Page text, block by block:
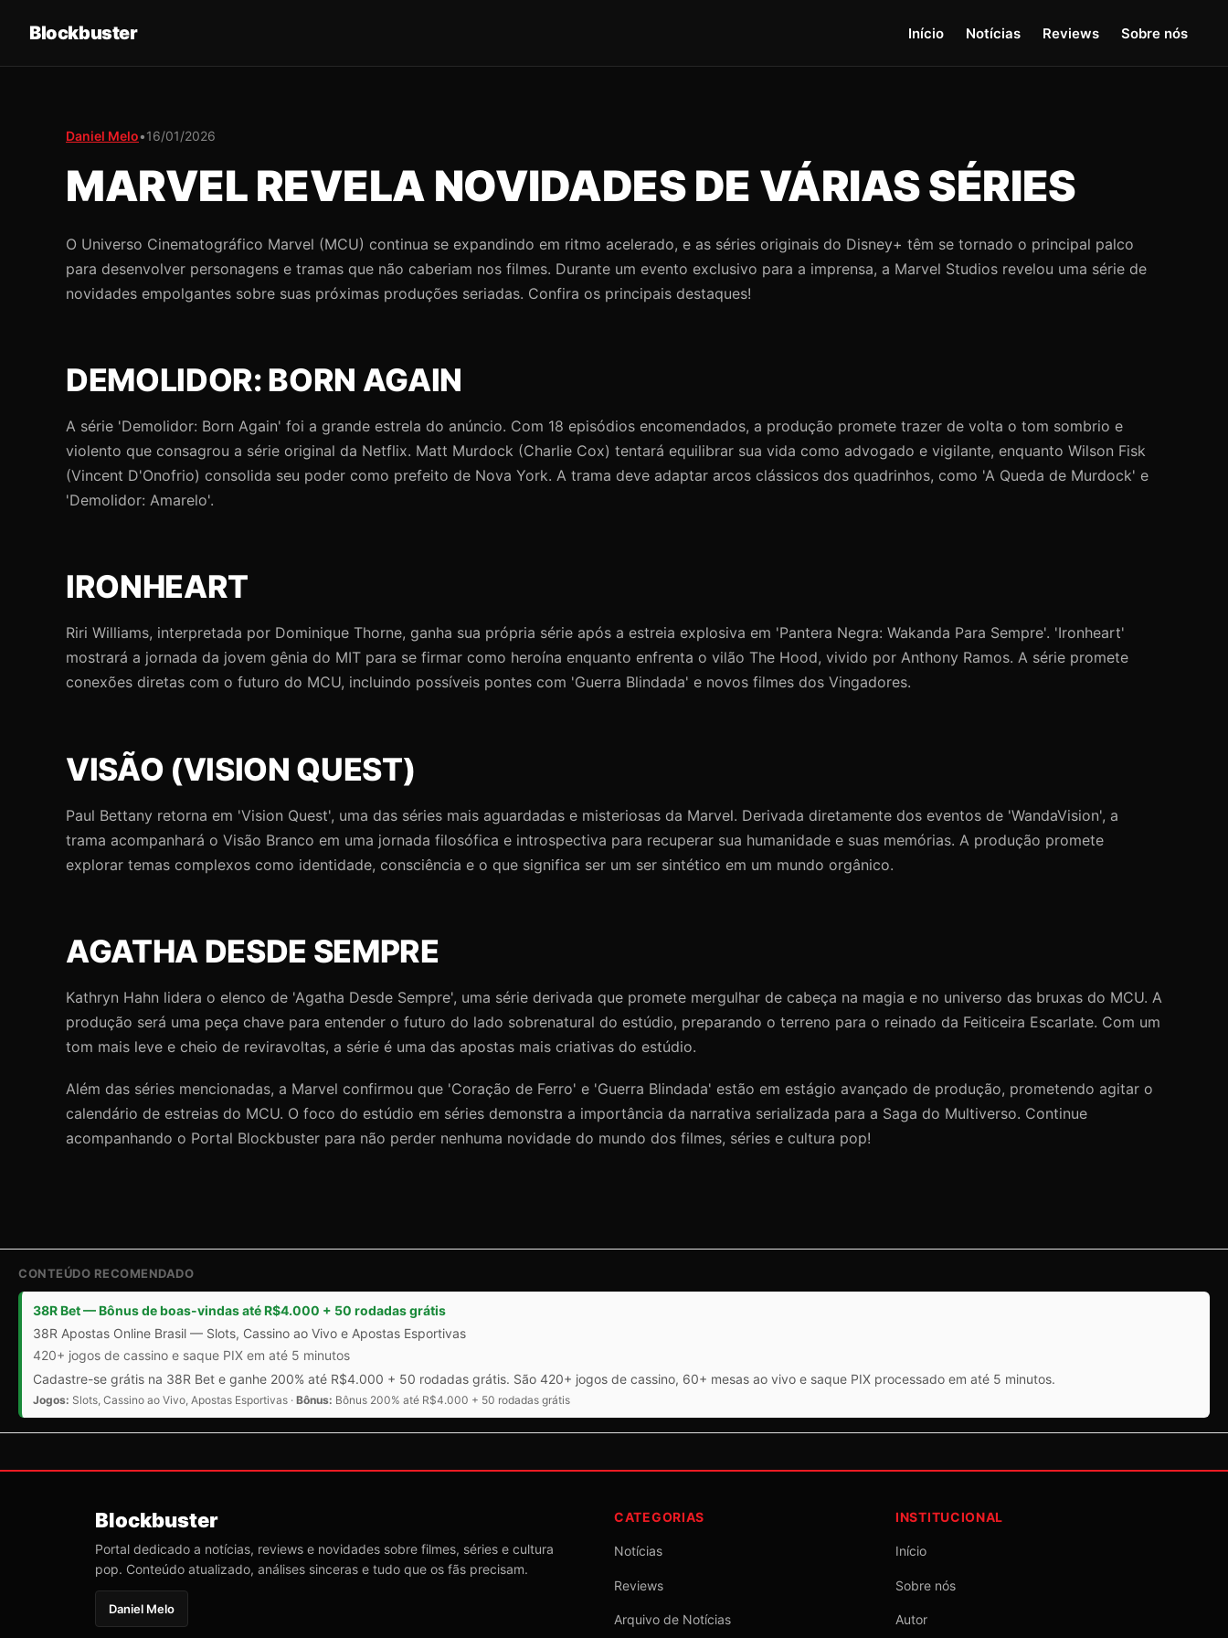
Blockbuster Início Notícias Reviews Sobre nós
Daniel Melo•16/01/2026
MARVEL REVELA NOVIDADES DE VÁRIAS SÉRIES
O Universo Cinematográfico Marvel (MCU) continua se expandindo em ritmo acelerado, e as séries originais do Disney+ têm se tornado o principal palco
para desenvolver personagens e tramas que não caberiam nos filmes. Durante um evento exclusivo para a imprensa, a Marvel Studios revelou uma série de
novidades empolgantes sobre suas próximas produções seriadas. Confira os principais destaques!
DEMOLIDOR: BORN AGAIN
A série 'Demolidor: Born Again' foi a grande estrela do anúncio. Com 18 episódios encomendados, a produção promete trazer de volta o tom sombrio e
violento que consagrou a série original da Netflix. Matt Murdock (Charlie Cox) tentará equilibrar sua vida como advogado e vigilante, enquanto Wilson Fisk
(Vincent D'Onofrio) consolida seu poder como prefeito de Nova York. A trama deve adaptar arcos clássicos dos quadrinhos, como 'A Queda de Murdock' e
'Demolidor: Amarelo'.
IRONHEART
Riri Williams, interpretada por Dominique Thorne, ganha sua própria série após a estreia explosiva em 'Pantera Negra: Wakanda Para Sempre'. 'Ironheart'
mostrará a jornada da jovem gênia do MIT para se firmar como heroína enquanto enfrenta o vilão The Hood, vivido por Anthony Ramos. A série promete
conexões diretas com o futuro do MCU, incluindo possíveis pontes com 'Guerra Blindada' e novos filmes dos Vingadores.
VISÃO (VISION QUEST)
Paul Bettany retorna em 'Vision Quest', uma das séries mais aguardadas e misteriosas da Marvel. Derivada diretamente dos eventos de 'WandaVision', a
trama acompanhará o Visão Branco em uma jornada filosófica e introspectiva para recuperar sua humanidade e suas memórias. A produção promete
explorar temas complexos como identidade, consciência e o que significa ser um ser sintético em um mundo orgânico.
AGATHA DESDE SEMPRE
Kathryn Hahn lidera o elenco de 'Agatha Desde Sempre', uma série derivada que promete mergulhar de cabeça na magia e no universo das bruxas do MCU. A
produção será uma peça chave para entender o futuro do lado sobrenatural do estúdio, preparando o terreno para o reinado da Feiticeira Escarlate. Com um
tom mais leve e cheio de reviravoltas, a série é uma das apostas mais criativas do estúdio.
Além das séries mencionadas, a Marvel confirmou que 'Coração de Ferro' e 'Guerra Blindada' estão em estágio avançado de produção, prometendo agitar o
calendário de estreias do MCU. O foco do estúdio em séries demonstra a importância da narrativa serializada para a Saga do Multiverso. Continue
acompanhando o Portal Blockbuster para não perder nenhuma novidade do mundo dos filmes, séries e cultura pop!
CONTEÚDO RECOMENDADO
38R Bet — Bônus de boas-vindas até R$4.000 + 50 rodadas grátis
38R Apostas Online Brasil — Slots, Cassino ao Vivo e Apostas Esportivas
420+ jogos de cassino e saque PIX em até 5 minutos
Cadastre-se grátis na 38R Bet e ganhe 200% até R$4.000 + 50 rodadas grátis. São 420+ jogos de cassino, 60+ mesas ao vivo e saque PIX processado em até 5 minutos.
Jogos: Slots, Cassino ao Vivo, Apostas Esportivas · Bônus: Bônus 200% até R$4.000 + 50 rodadas grátis
Blockbuster
Portal dedicado a notícias, reviews e novidades sobre filmes, séries e cultura
pop. Conteúdo atualizado, análises sinceras e tudo que os fãs precisam.
Daniel Melo
CATEGORIAS
Notícias
Reviews
Arquivo de Notícias
INSTITUCIONAL
Início
Sobre nós
Autor